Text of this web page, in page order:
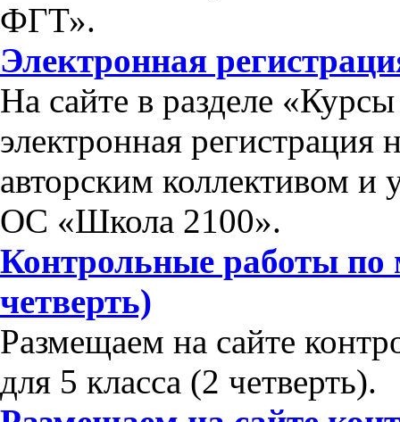
ФГТ».
Электронная
На сайте в разделе
электронная
авторским коллективом
ОС «Школа 2100».
Контрольные работы по
четверть)
Размещаем на сайте
для 5 класса (2 четверть).